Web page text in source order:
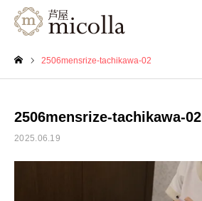
2506mensrize-tachikawa-02
2506mensrize-tachikawa-02
2025.06.19